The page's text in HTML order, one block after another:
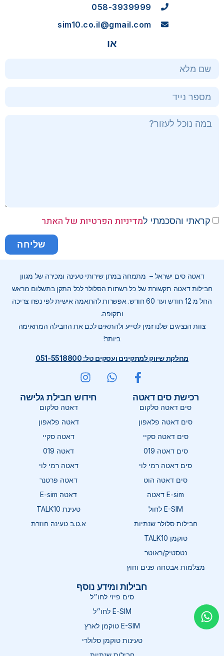
058-3939999
sim10.co.il@gmail.com
או
קראתי והסכמתי למדיניות הפרטיות של האתר
שליחה
דאטה סים ישראל – מתמחה במתן שירותי טעינה ומכירה של מגוון
חבילות דאטה תקשורת של כל רשתות הסלולר לכל התקן בתשלום מראש
החל מ 12 חודש ועד 60 חודש. אפשרות להתאמה אישית לפי נפח צריכה
ותקופה.
צוות הנציגים שלנו זמין לסייע ולהתאים לכם את החבילה המתאימה
ביותר!
מחלקת שיווק למתקינים ועסקים טל: 051-5518800
רכישת סים דאטה
סים דאטה סלקום
סים דאטה פלאפון
סים דאטה סקיי
סים דאטה 019
סים דאטה רמי לוי
סים דאטה הוט
E-sim דאטה
E-SIM לחול
חבילות סלולר שנתיות
טוקמן TALK10
נטסטיק/ראוטר
מצלמות אבטחה פנים וחוץ
חידוש חבילת גלישה
דאטה סלקום
דאטה פלאפון
דאטה סקיי
דאטה 019
דאטה רמי לוי
דאטה פרטנר
דאטה E-sim
טעינת TALK10
א.ט.ב טעינה חוזרת
חבילות ומידע נוסף
סים פיזי לחו״ל
E-SIM לחו״ל
E-SIM טוקמן לארץ
טעינות טוקמן סלולרי